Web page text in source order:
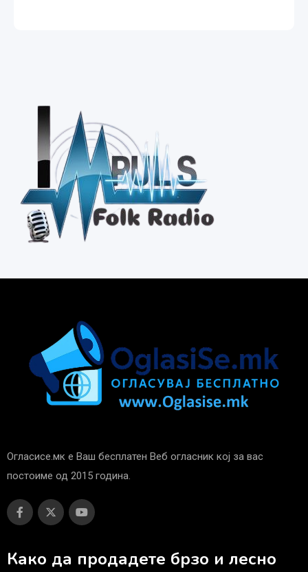
Огласисе.мк е Ваш бесплатен Веб огласник кој за вас
постоиме од 2015 година.
Како да продадете брзо и лесно